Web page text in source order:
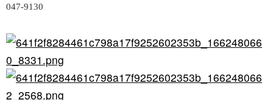
047-9130